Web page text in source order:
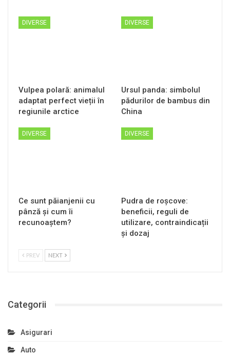
DIVERSE
Vulpea polară: animalul
adaptat perfect vieții în
regiunile arctice
DIVERSE
Ursul panda: simbolul
pădurilor de bambus din
China
DIVERSE
Ce sunt păianjenii cu
pânză și cum îi
recunoaștem?
DIVERSE
Pudra de roșcove:
beneficii, reguli de
utilizare, contraindicații
și dozaj
PREV NEXT
Categorii
Asigurari
Auto